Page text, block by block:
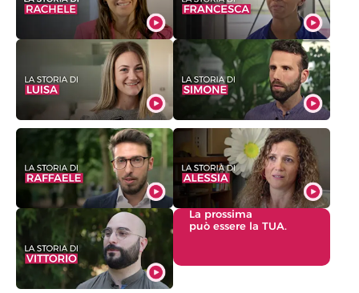
La prossima
può essere la TUA.